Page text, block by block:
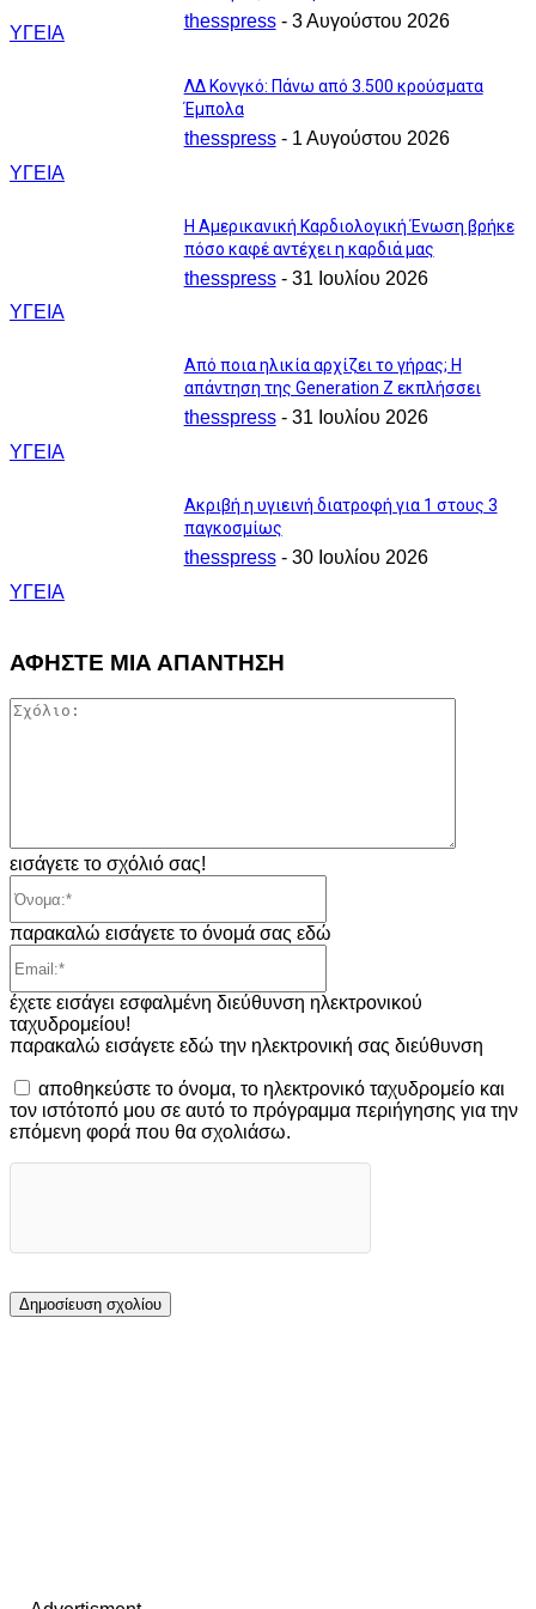
ΥΓΕΙΑ
thesspress - 3 Αυγούστου 2026
ΥΓΕΙΑ
ΛΔ Κονγκό: Πάνω από 3.500 κρούσματα
Έμπολα
thesspress - 1 Αυγούστου 2026
ΥΓΕΙΑ
Η Αμερικανική Καρδιολογική Ένωση βρήκε
πόσο καφέ αντέχει η καρδιά μας
thesspress - 31 Ιουλίου 2026
ΥΓΕΙΑ
Από ποια ηλικία αρχίζει το γήρας; Η
απάντηση της Generation Z εκπλήσσει
thesspress - 31 Ιουλίου 2026
ΥΓΕΙΑ
Ακριβή η υγιεινή διατροφή για 1 στους 3
παγκοσμίως
thesspress - 30 Ιουλίου 2026
ΑΦΗΣΤΕ ΜΙΑ ΑΠΑΝΤΗΣΗ
εισάγετε το σχόλιό σας!
παρακαλώ εισάγετε το όνομά σας εδώ
έχετε εισάγει εσφαλμένη διεύθυνση ηλεκτρονικού
ταχυδρομείου!
παρακαλώ εισάγετε εδώ την ηλεκτρονική σας διεύθυνση
αποθηκεύστε το όνομα, το ηλεκτρονικό ταχυδρομείο και
τον ιστότοπό μου σε αυτό το πρόγραμμα περιήγησης για την
επόμενη φορά που θα σχολιάσω.